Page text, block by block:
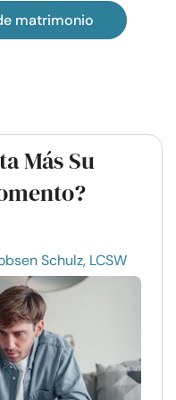
matrimonio
Más Su
Schulz, LCSW